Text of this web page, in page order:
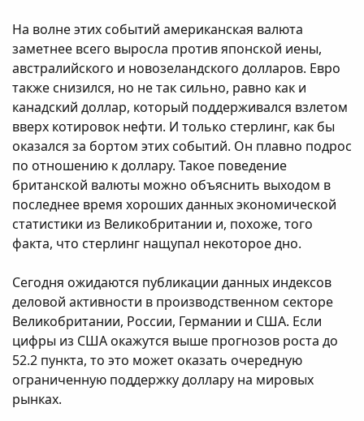
На волне этих событий американская валюта
заметнее всего выросла против японской иены,
австралийского и новозеландского долларов. Евро
также снизился, но не так сильно, равно как и
канадский доллар, который поддерживался взлетом
вверх котировок нефти. И только стерлинг, как бы
оказался за бортом этих событий. Он плавно подрос
по отношению к доллару. Такое поведение
британской валюты можно объяснить выходом в
последнее время хороших данных экономической
статистики из Великобритании и, похоже, того
факта, что стерлинг нащупал некоторое дно.
Сегодня ожидаются публикации данных индексов
деловой активности в производственном секторе
Великобритании, России, Германии и США. Если
цифры из США окажутся выше прогнозов роста до
52.2 пункта, то это может оказать очередную
ограниченную поддержку доллару на мировых
рынках.